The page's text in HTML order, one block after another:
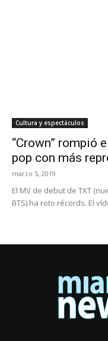
Cultura y espectáculos
“Crown” rompió
pop con más
marzo 5, 2019
El MV de debut de TXT
BTS) ha roto récords. El